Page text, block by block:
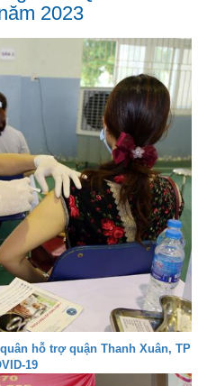
2023
hỗ trợ quận Thanh Xuân, TP
19